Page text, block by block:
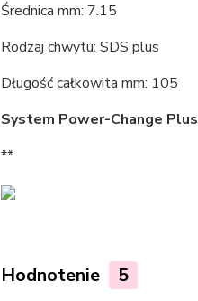
Średnica mm: 7.15
Rodzaj chwytu: SDS plus
Długość całkowita mm: 105
System Power-Change Plus
**
Hodnotenie 5